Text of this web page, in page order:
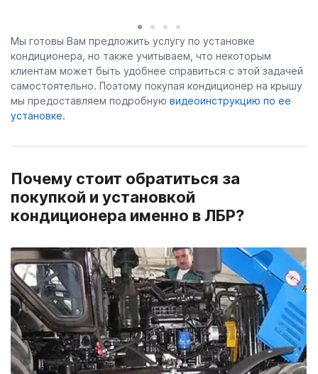
Мы готовы Вам предложить услугу по установке
кондиционера, но также учитываем, что некоторым
клиентам может быть удобнее справиться с этой задачей
самостоятельно. Поэтому покупая кондиционер на крышу
мы предоставляем подробную видеоинструкцию по ее
установке.
Почему стоит обратиться за
покупкой и установкой
кондиционера именно в ЛБР?